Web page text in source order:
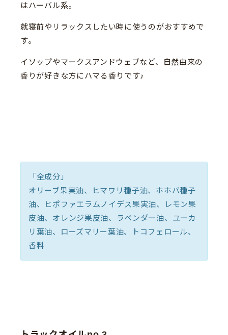
はハーバル系。
就寝前やリラックスしたい時に使うのがおすすめで
す。
イソップやマークスアンドウェブなど、自然由来の
香りが好きな方にハマる香りです♪
「全成分」
オリーブ果実油、ヒマワリ種子油、ホホバ種子
油、ヒポファエラムノイデス果実油、レモン果
皮油、オレンジ果皮油、ラベンダー油、ユーカ
リ葉油、ローズマリー葉油、トコフェロール、
香料